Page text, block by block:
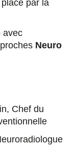
par la
avec
Neuro
Chef du